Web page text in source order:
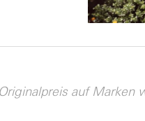
auf Marken